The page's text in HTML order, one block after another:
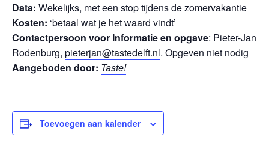
Data: Wekelijks, met een stop tijdens de zomervakantie
Kosten: ‘betaal wat je het waard vindt’
Contactpersoon voor Informatie en opgave: Pieter-Jan
Rodenburg, pieterjan@tastedelft.nl. Opgeven niet nodig
Aangeboden door: Taste!
Toevoegen aan kalender